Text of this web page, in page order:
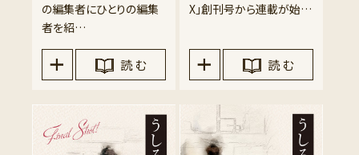
の編集者にひとりの編集
者を紹…
読 む
X」創刊号から連載が始…
読 む